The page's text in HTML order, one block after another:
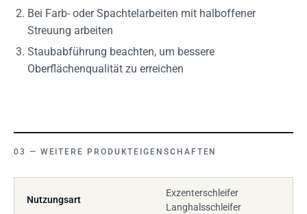
Bei Farb- oder Spachtelarbeiten mit halboffener
Streuung arbeiten
Staubabführung beachten, um bessere
Oberflächenqualität zu erreichen
WEITERE PRODUKTEIGENSCHAFTEN
Nutzungsart
Exzenterschleifer
Langhalsschleifer